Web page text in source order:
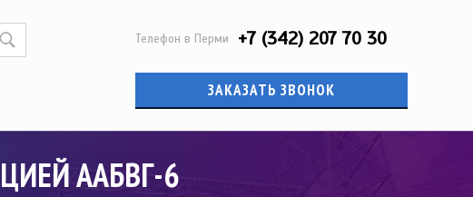
Телефон в Перми +7 (342) 207 70 30
ЗАКАЗАТЬ ЗВОНОК
ААБВГ-6